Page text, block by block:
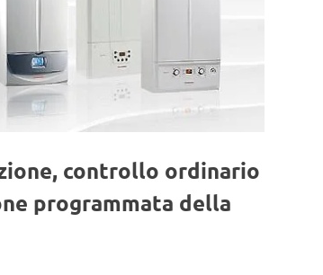
controllo ordinario
programmata della